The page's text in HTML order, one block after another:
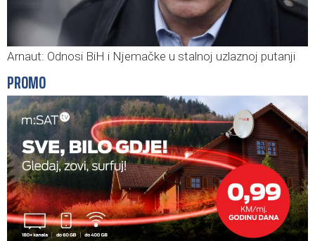
Arnaut: Odnosi BiH i Njemačke u stalnoj uzlaznoj putanji
PROMO